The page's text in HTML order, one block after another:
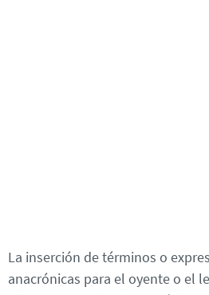
La inserción de términos o
anacrónicas para el oyente o el